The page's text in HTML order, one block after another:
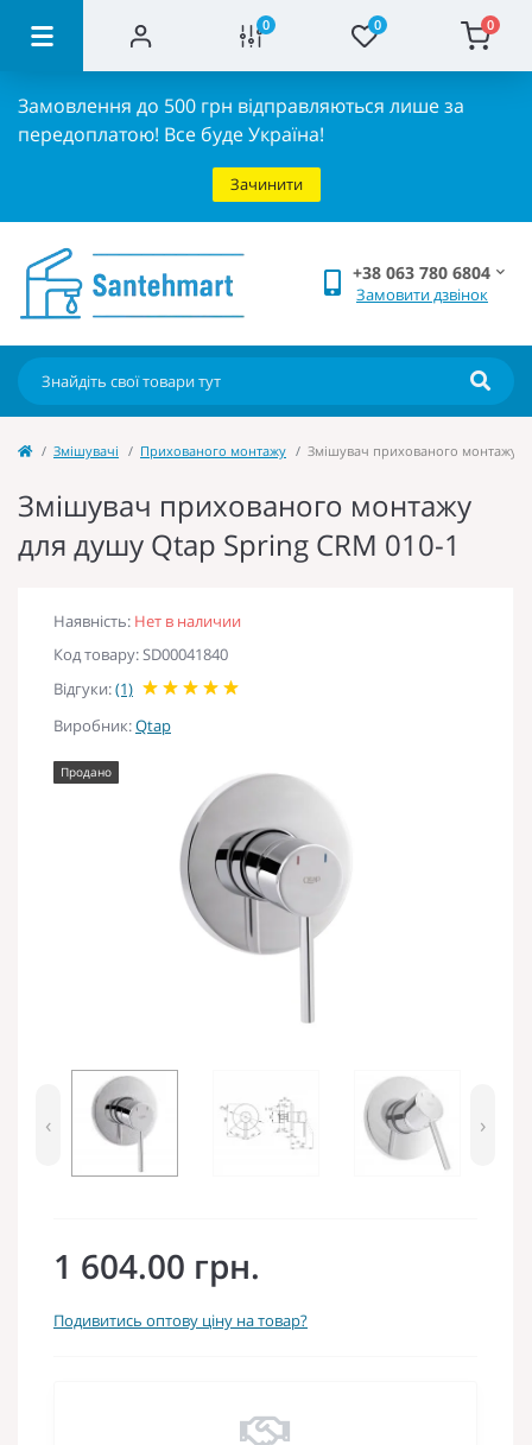
0 0 0
Замовлення до 500 грн відправляються лише за
передоплатою! Все буде Україна!
Зачинити
+38 063 780 6804
Замовити дзвінок
Змішувачі Прихованого монтажу Змішувач прихованого монтажу
Змішувач прихованого монтажу
для душу Qtap Spring CRM 010-1
Наявність: Нет в наличии
Код товару: SD00041840
Відгуки:(1)
Виробник:Qtap
Продано
‹ ›
1 604.00 грн.
Подивитись оптову ціну на товар?